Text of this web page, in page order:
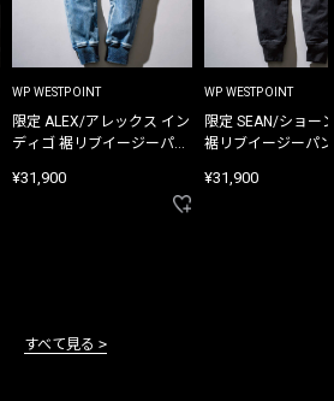
WP WESTPOINT
限定 ALEX/アレックス イン
ディゴ 裾リブイージーパン
¥31,900
WP WESTPOINT
限定 SEAN/ショー
裾リブイージーパ
¥31,900
すべて見る